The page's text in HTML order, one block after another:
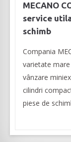
MECANO
service
schimb
Compania
varietate
vânzare
cilindri
piese de